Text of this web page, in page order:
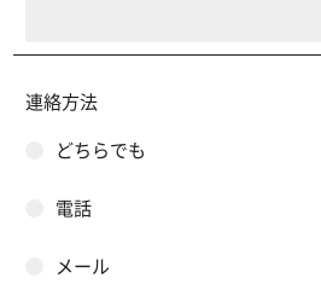
連絡方法
どちらでも
電話
メール